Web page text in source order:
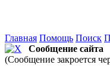
Главная Помощь Поиск
Сообщение сайта
(Сообщение закроется